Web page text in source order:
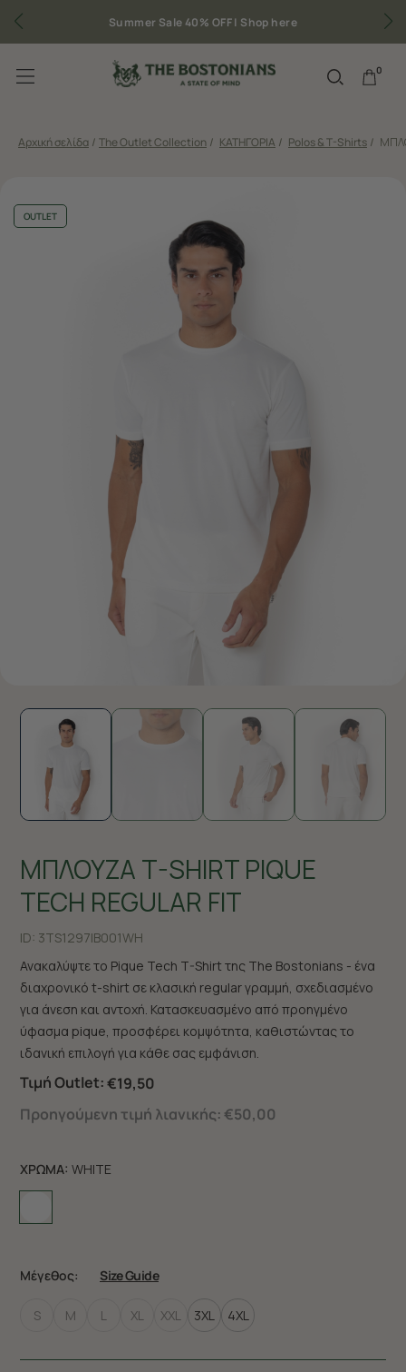
Summer Sale 40% OFF | Shop here
0
Αρχική σελίδα / The Outlet Collection / ΚΑΤΗΓΟΡΙΑ / Polos & T-Shirts /
OUTLET
ΜΠΛΟΥΖΑ T-SHIRT PIQUE
TECH REGULAR FIT
ID: 3TS1297|B001WH
Ανακαλύψτε το Pique Tech T-Shirt της The Bostonians - ένα
διαχρονικό t-shirt σε κλασική regular γραμμή, σχεδιασμένο
για άνεση και αντοχή. Κατασκευασμένο από προηγμένο
ύφασμα pique, προσφέρει κομψότητα, καθιστώντας το
ιδανική επιλογή για κάθε σας εμφάνιση.
Τιμή Outlet:€19,50
Προηγούμενη τιμή λιανικής: €50,00
ΧΡΩΜΑ: WHITE
Μέγεθος: Size Guide
S M L XL XXL 3XL 4XL